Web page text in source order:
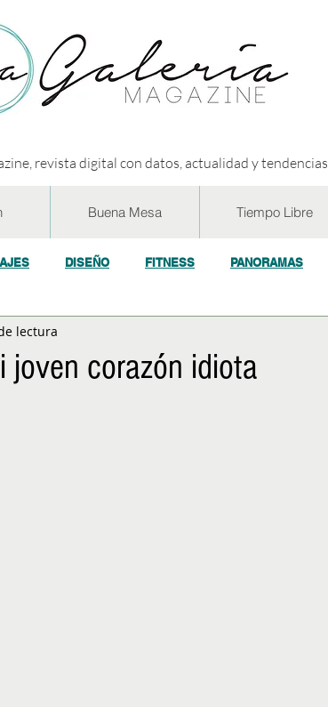
revista digital con datos, actualidad y tendencias
Buena Mesa Tiempo Libre
DISEÑO FITNESS PANORAMAS
joven corazón idiota
lectura